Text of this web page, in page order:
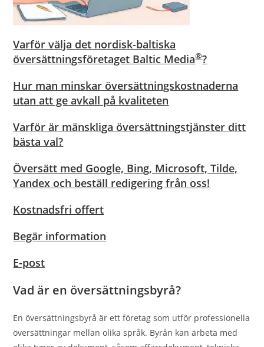
Varför välja det nordisk-baltiska
översättningsföretaget Baltic Media®?
Hur man minskar översättningskostnaderna
utan att ge avkall på kvaliteten
Varför är mänskliga översättningstjänster ditt
bästa val?
Översätt med Google, Bing, Microsoft, Tilde,
Yandex och beställ redigering från oss!
Kostnadsfri offert
Begär information
E-post
Vad är en översättningsbyrå?
En översättningsbyrå är ett företag som utför professionella
översättningar mellan olika språk. Byrån kan arbeta med